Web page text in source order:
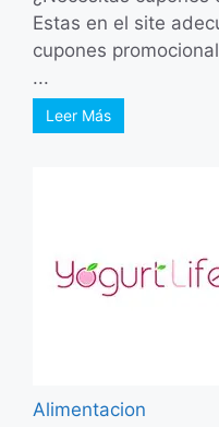
Estas en el site
cupones
...
Leer Más
Alimentacion